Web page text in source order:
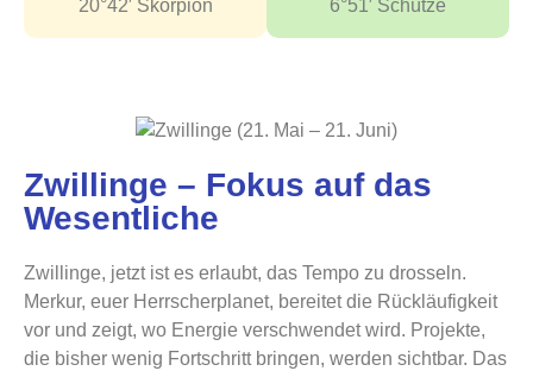
20°42′ Skorpion
6°51′ Schütze
Zwillinge – Fokus auf das
Wesentliche
Zwillinge, jetzt ist es erlaubt, das Tempo zu drosseln.
Merkur, euer Herrscherplanet, bereitet die Rückläufigkeit
vor und zeigt, wo Energie verschwendet wird. Projekte,
die bisher wenig Fortschritt bringen, werden sichtbar. Das